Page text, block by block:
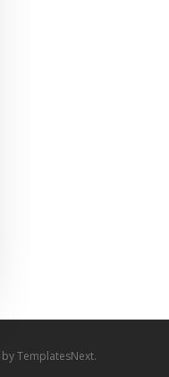
by TemplatesNext.